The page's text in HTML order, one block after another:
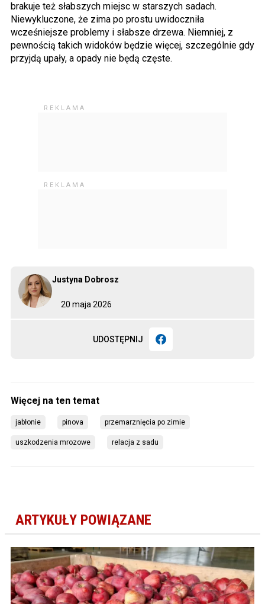
20 maja 2026
Justyna Dobrosz
UDOSTĘPNIJ
brakuje też słabszych miejsc w starszych sadach.
Niewykluczone, że zima po prostu uwidoczniła
wcześniejsze problemy i słabsze drzewa. Niemniej, z
pewnością takich widoków będzie więcej, szczególnie gdy
przyjdą upały, a opady nie będą częste.
jabłonie pinova przemarznięcia po zimie
uszkodzenia mrozowe relacja z sadu
ARTYKUŁY POWIĄZANE